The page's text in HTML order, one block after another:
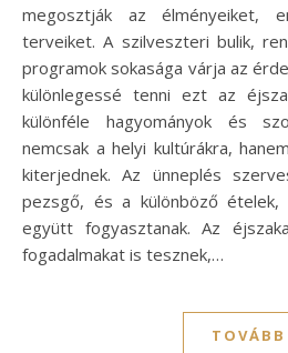
megosztják az élményeiket,
terveiket. A szilveszteri bulik,
programok sokasága várja az
különlegessé tenni ezt az
különféle hagyományok és
nemcsak a helyi kultúrákra,
kiterjednek. Az ünneplés
pezsgő, és a különböző
együtt fogyasztanak. Az
fogadalmakat is tesznek,…
TOVÁBB